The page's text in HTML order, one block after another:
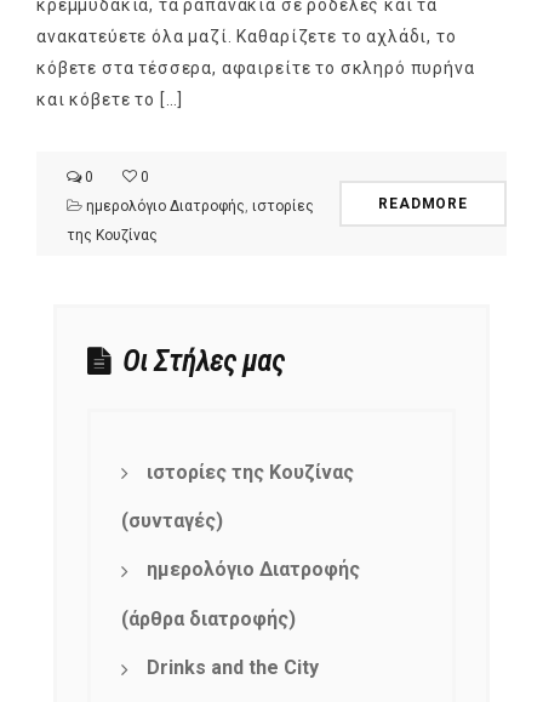
κρεμμυδάκια, τα ραπανάκια σε ροδέλες και τα
ανακατεύετε όλα μαζί. Καθαρίζετε το αχλάδι, το
κόβετε στα τέσσερα, αφαιρείτε το σκληρό πυρήνα
και κόβετε το […]
0
0
ημερολόγιο Διατροφής ιστορίες
της Κουζίνας
READMORE
Οι Στήλες μας
ιστορίες της Κουζίνας
(συνταγές)
ημερολόγιο Διατροφής
(άρθρα διατροφής)
Drinks and the City